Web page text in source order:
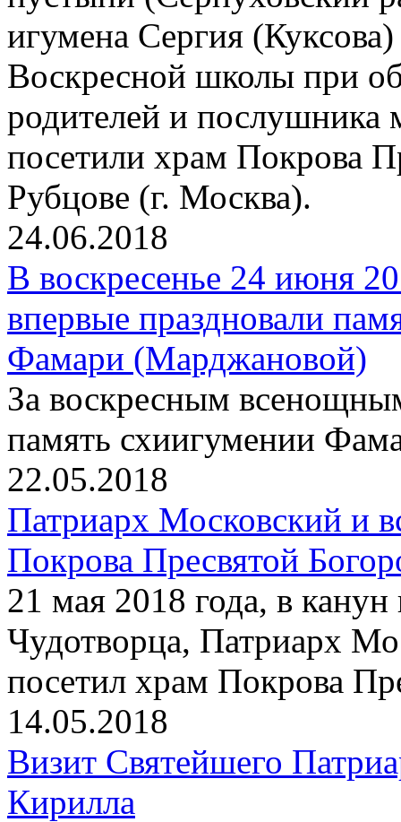
игумена Сергия
Воскресной школы при
родителей и послушника
посетили храм Покрова
Рубцове (г. Москва).
24.06.2018
В воскресенье 24 июня
впервые праздновали
Фамари (Марджановой)
За воскресным
память схиигумении
22.05.2018
Патриарх Московский и
Покрова Пресвятой
21 мая 2018 года, в
Чудотворца, Патриарх
посетил храм Покрова
14.05.2018
Визит Святейшего
Кирилла